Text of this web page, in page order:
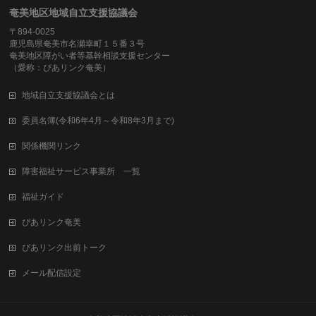
奄美地区地域自立支援協議会
〒894-0025
鹿児島県奄美市名瀬幸町１５番３号
奄美地区障がい者等基幹相談支援センター
（愛称：ぴあリンク奄美）
地域自立支援協議会とは
委員名簿(令和6年4月～令和8年3月まで)
関係機関リンク
障害福祉サービス事業所 一覧
福祉ガイド
ぴあリンク奄美
ぴあリンク出前トーク
メール配信設定